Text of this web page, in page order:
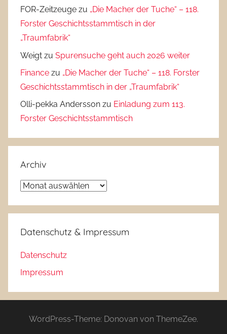
FOR-Zeitzeuge zu „Die Macher der Tuche“ – 118.
Forster Geschichtsstammtisch in der
„Traumfabrik“
Weigt zu Spurensuche geht auch 2026 weiter
Finance zu „Die Macher der Tuche“ – 118. Forster
Geschichtsstammtisch in der „Traumfabrik“
Olli-pekka Andersson zu Einladung zum 113.
Forster Geschichtsstammtisch
Archiv
Archiv
Datenschutz & Impressum
Datenschutz
Impressum
WordPress-Theme: Donovan von ThemeZee.